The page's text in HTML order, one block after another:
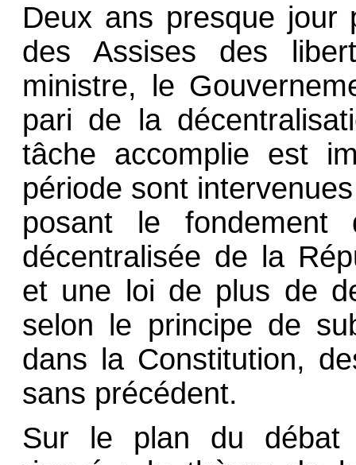
Deux ans presque jour
des Assises des
ministre, le
pari de la
tâche accomplie est
période sont
posant le fondement
décentralisée de la
et une loi de plus de
selon le principe de
dans la Constitution,
sans précédent.
Sur le plan du débat